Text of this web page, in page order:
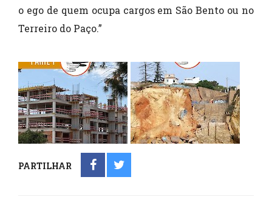
o ego de quem ocupa cargos em São Bento ou no
Terreiro do Paço.”
PARTILHAR